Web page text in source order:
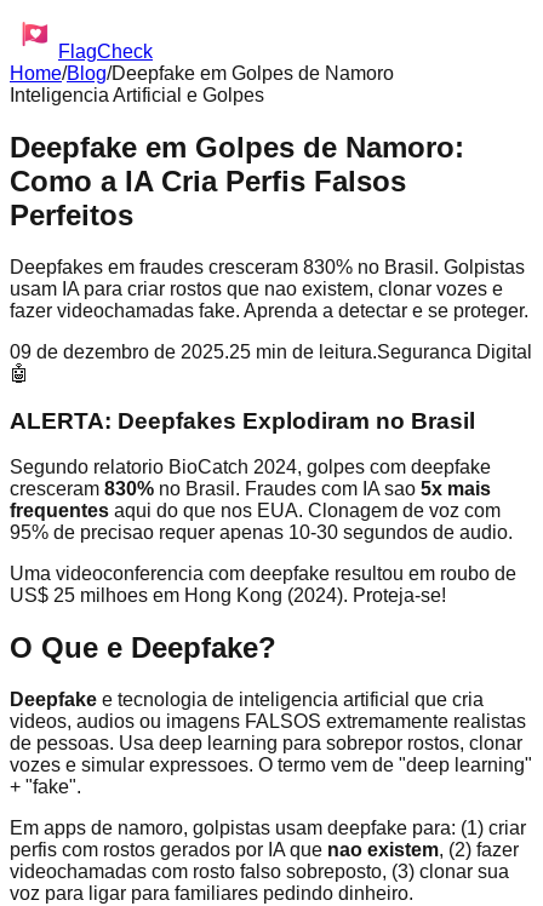
FlagCheck
Home/Blog/Deepfake em Golpes de Namoro
Inteligencia Artificial e Golpes
Deepfake em Golpes de Namoro:
Como a IA Cria Perfis Falsos
Perfeitos
Deepfakes em fraudes cresceram 830% no Brasil. Golpistas
usam IA para criar rostos que nao existem, clonar vozes e
fazer videochamadas fake. Aprenda a detectar e se proteger.
09 de dezembro de 2025.25 min de leitura.Seguranca Digital
🤖
ALERTA: Deepfakes Explodiram no Brasil
Segundo relatorio BioCatch 2024, golpes com deepfake
cresceram 830% no Brasil. Fraudes com IA sao 5x mais
frequentes aqui do que nos EUA. Clonagem de voz com
95% de precisao requer apenas 10-30 segundos de audio.
Uma videoconferencia com deepfake resultou em roubo de
US$ 25 milhoes em Hong Kong (2024). Proteja-se!
O Que e Deepfake?
Deepfake e tecnologia de inteligencia artificial que cria
videos, audios ou imagens FALSOS extremamente realistas
de pessoas. Usa deep learning para sobrepor rostos, clonar
vozes e simular expressoes. O termo vem de "deep learning"
+ "fake".
Em apps de namoro, golpistas usam deepfake para: (1) criar
perfis com rostos gerados por IA que nao existem, (2) fazer
videochamadas com rosto falso sobreposto, (3) clonar sua
voz para ligar para familiares pedindo dinheiro.